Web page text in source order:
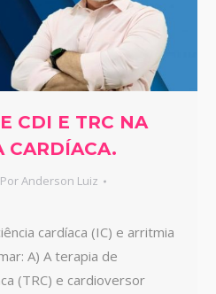
CDI E TRC NA
CARDÍACA.
PorAnderson Luiz
cardíaca (IC) e arritmia
A) A terapia de
(TRC) e cardioversor